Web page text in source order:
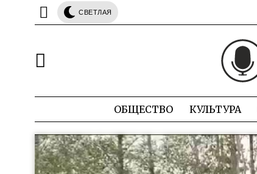
СВЕТЛАЯ
ОБЩЕСТВО КУЛЬТУРА